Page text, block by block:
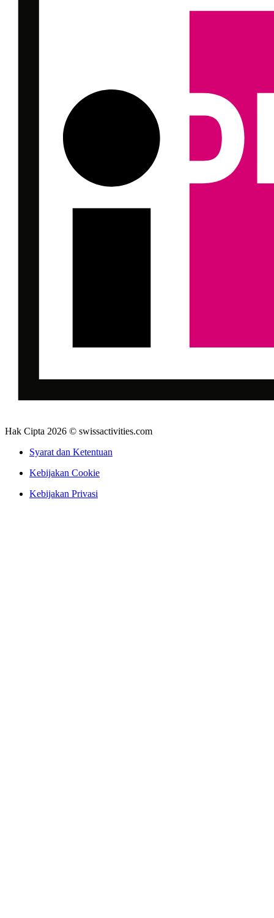
Hak Cipta 2026 © swissactivities.com
Syarat dan Ketentuan
Kebijakan Cookie
Kebijakan Privasi